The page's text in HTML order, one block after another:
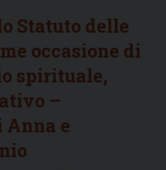
Statuto delle
occasione di
spirituale,
–
Anna e